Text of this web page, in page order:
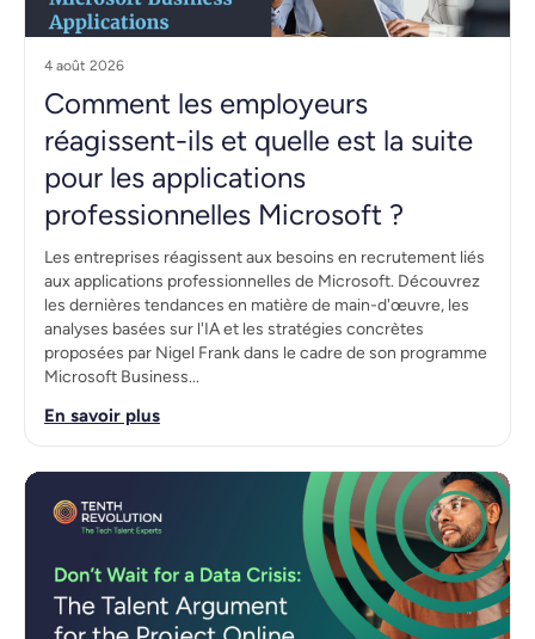
4 août 2026
Comment les employeurs
réagissent-ils et quelle est la suite
pour les applications
professionnelles Microsoft ?
Les entreprises réagissent aux besoins en recrutement liés
aux applications professionnelles de Microsoft. Découvrez
les dernières tendances en matière de main-d'œuvre, les
analyses basées sur l'IA et les stratégies concrètes
proposées par Nigel Frank dans le cadre de son programme
Microsoft Business...
En savoir plus